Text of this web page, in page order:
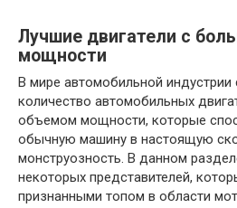
Лучшие двигатели с
мощности
В мире автомобильной индустрии
количество автомобильных
объемом мощности, которые
обычную машину в настоящую
монструозность. В данном
некоторых представителей,
признанными топом в области